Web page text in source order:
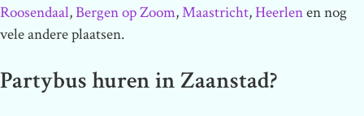
Roosendaal,Bergen op Zoom,Maastricht,Heerlenen nog
vele andere plaatsen.
Partybus huren in Zaanstad?